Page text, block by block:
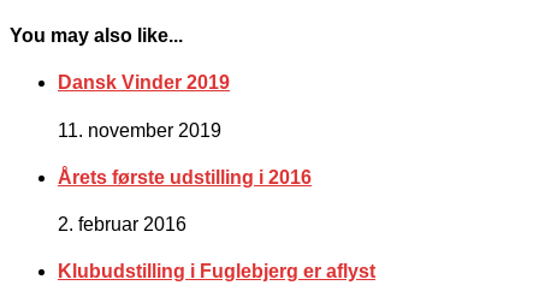
You may also like...
Dansk Vinder 2019
11. november 2019
Årets første udstilling i 2016
2. februar 2016
Klubudstilling i Fuglebjerg er aflyst